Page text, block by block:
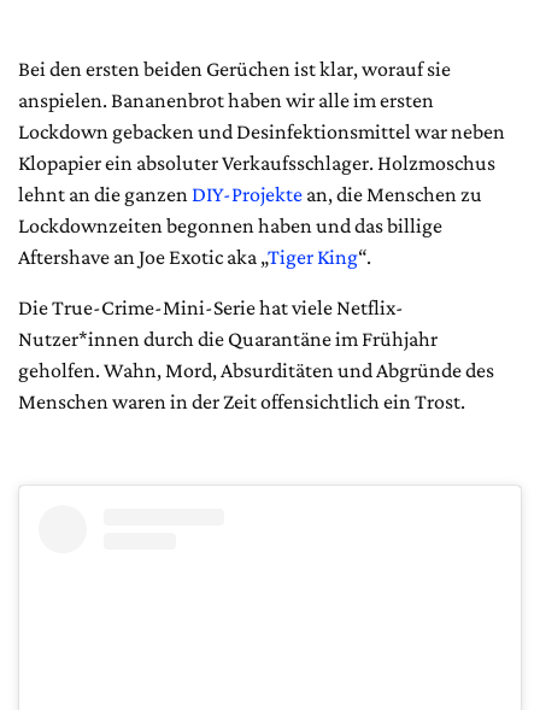
Bei den ersten beiden Gerüchen ist klar, worauf sie
anspielen. Bananenbrot haben wir alle im ersten
Lockdown gebacken und Desinfektionsmittel war neben
Klopapier ein absoluter Verkaufsschlager. Holzmoschus
lehnt an die ganzenDIY-Projekte an, die Menschen zu
Lockdownzeiten begonnen haben und das billige
Aftershave an Joe Exotic aka „Tiger King“.
Die True-Crime-Mini-Serie hat viele Netflix-
Nutzer*innen durch die Quarantäne im Frühjahr
geholfen. Wahn, Mord, Absurditäten und Abgründe des
Menschen waren in der Zeit offensichtlich ein Trost.